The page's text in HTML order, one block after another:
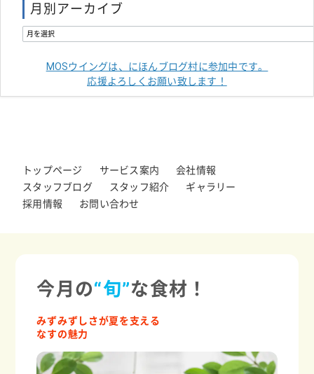
月別アーカイブ
MOSウイングは、にほんブログ村に参加中です。
応援よろしくお願い致します！
トップページ サービス案内
会社情報
スタッフブログ
スタッフ紹介
ギャラリー
採用情報
お問い合わせ
今月の“旬”な食材！
みずみずしさが夏を支える
なすの魅力